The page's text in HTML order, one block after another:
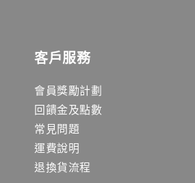
客戶服務
會員獎勵計劃
回饋金及點數
常見問題
運費說明
退換貨流程